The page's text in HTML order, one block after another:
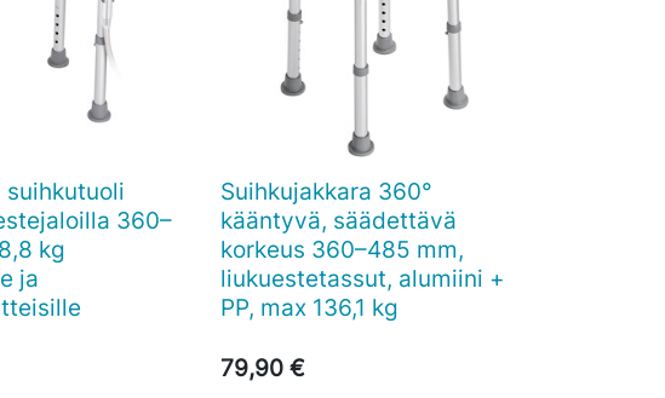
suihkutuoli
360–
kg
ja
 Pikakatselu
Suihkujakkara 360°
kääntyvä, säädettävä
korkeus 360–485 mm,
liukuestetassut, alumiini +
PP, max 136,1 kg
79,90 €